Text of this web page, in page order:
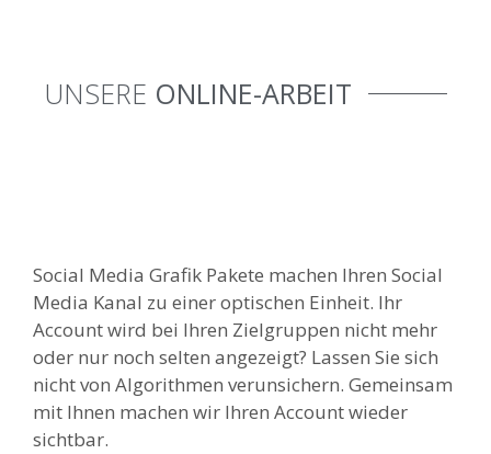
UNSERE ONLINE-ARBEIT
Social Media Grafik Pakete machen Ihren Social
Media Kanal zu einer optischen Einheit. Ihr
Account wird bei Ihren Zielgruppen nicht mehr
oder nur noch selten angezeigt? Lassen Sie sich
nicht von Algorithmen verunsichern. Gemeinsam
mit Ihnen machen wir Ihren Account wieder
sichtbar.